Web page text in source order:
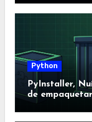
Python
PyInstaller,
de
prueba